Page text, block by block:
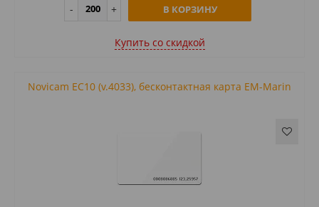
В КОРЗИНУ
Купить cо скидкой
Novicam EC10 (v.4033), бесконтактная карта EM-Marin